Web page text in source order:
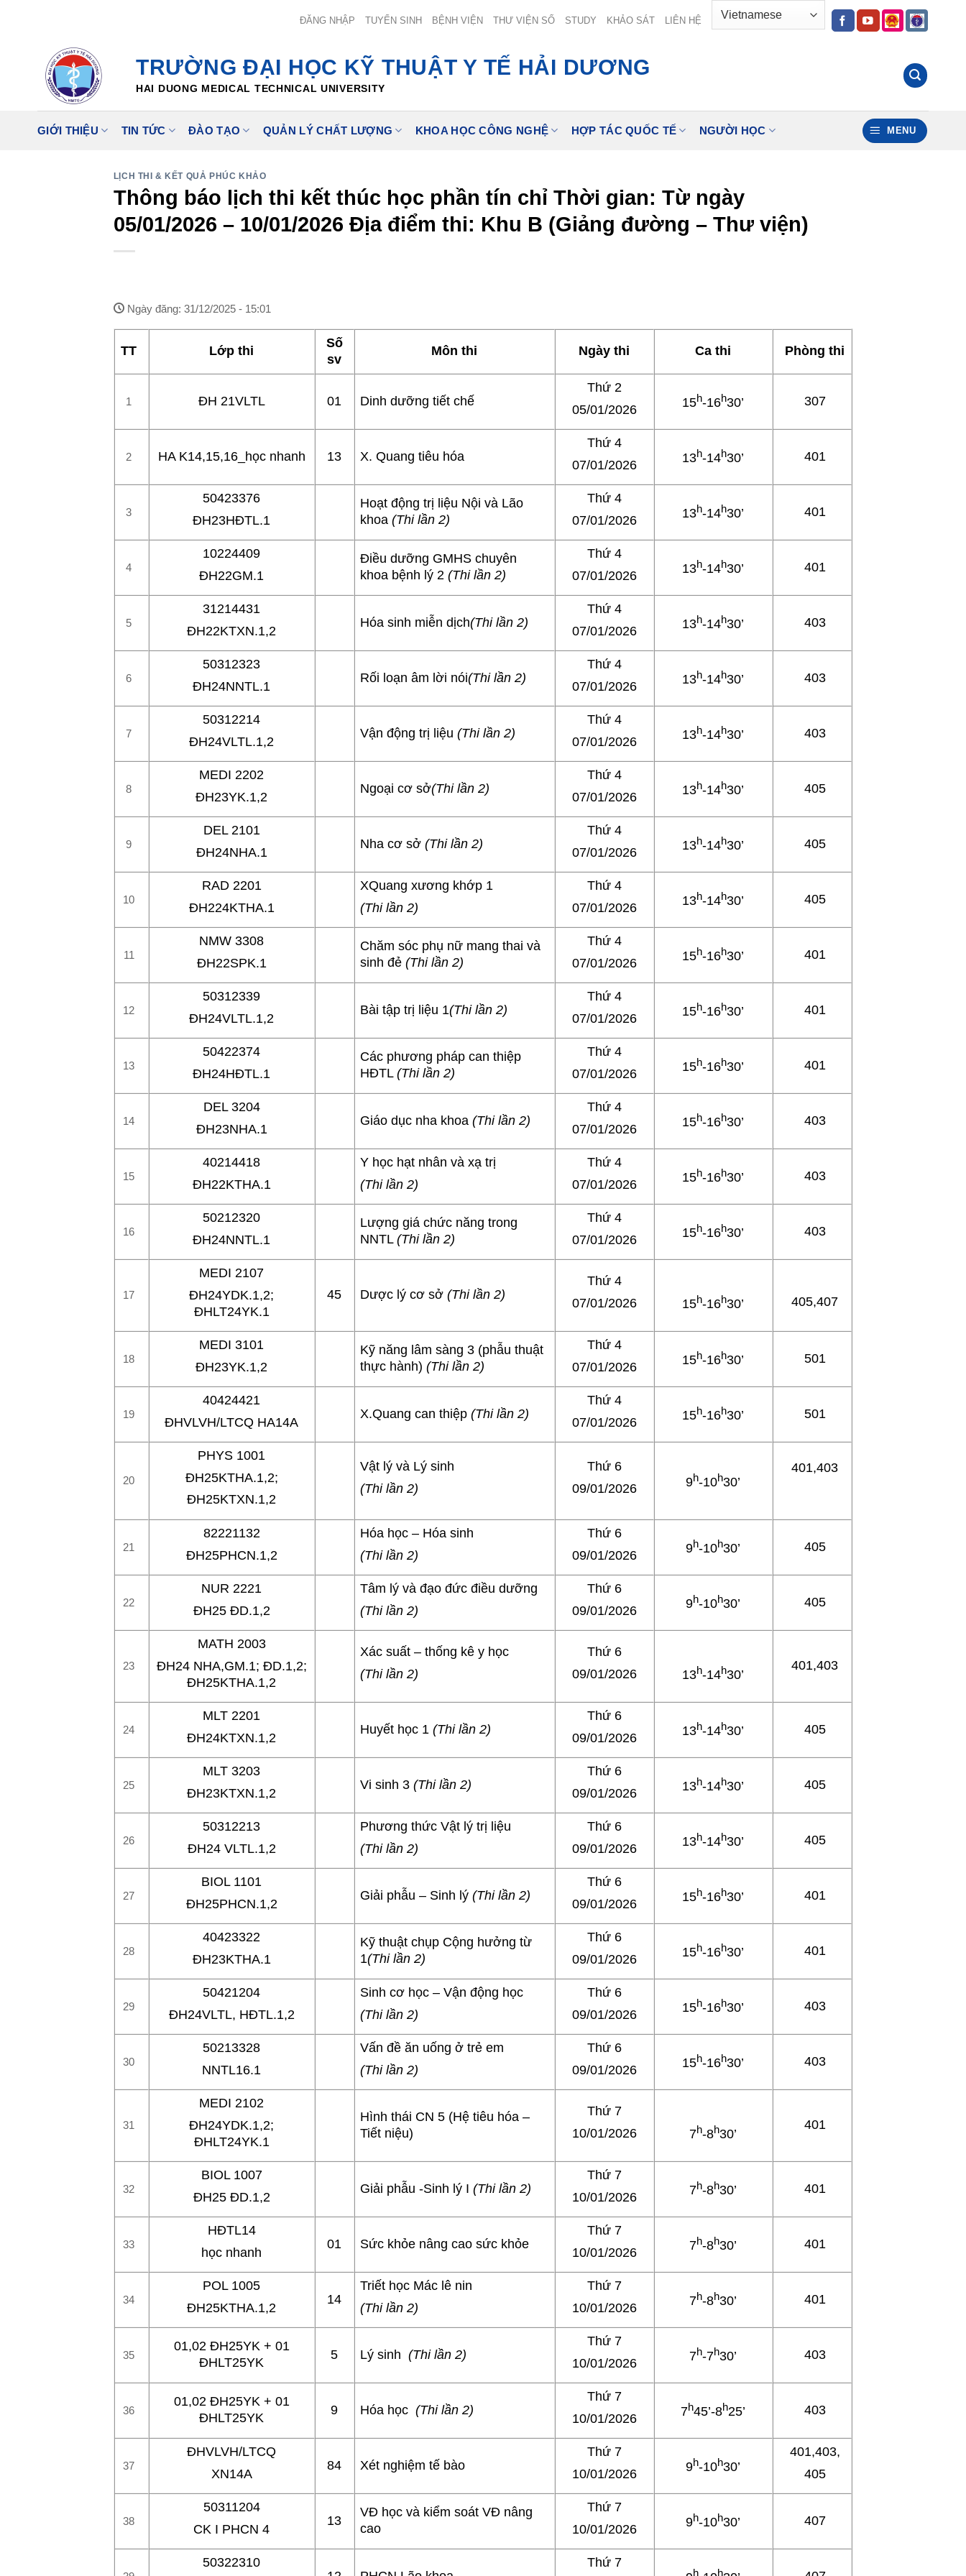
ĐĂNG NHẬP TUYỂN SINH BỆNH VIỆN THƯ VIỆN SỐ STUDY KHẢO SÁT LIÊN HỆ
TRƯỜNG ĐẠI HỌC KỸ THUẬT Y TẾ HẢI DƯƠNG
HAI DUONG MEDICAL TECHNICAL UNIVERSITY
GIỚI THIỆU TIN TỨC ĐÀO TẠO QUẢN LÝ CHẤT LƯỢNG KHOA HỌC CÔNG NGHỆ HỢP TÁC QUỐC TẾ NGƯỜI HỌC MENU
LỊCH THI & KẾT QUẢ PHÚC KHẢO
Thông báo lịch thi kết thúc học phần tín chỉ Thời gian: Từ ngày
05/01/2026 – 10/01/2026 Địa điểm thi: Khu B (Giảng đường – Thư viện)
Ngày đăng: 31/12/2025 - 15:01
TT Lớp thi
Số
sv
Môn thi Ngày thi Ca thi Phòng thi
1 ĐH 21VLTL 01 Dinh dưỡng tiết chế
Thứ 2
05/01/2026
15h-16h30’ 307
2 HA K14,15,16­_học nhanh 13 X. Quang tiêu hóa
Thứ 4
07/01/2026
13h-14h30’ 401
3
50423376
ĐH23HĐTL.1
Hoạt động trị liệu Nội và Lão
khoa(Thi lần 2)
Thứ 4
07/01/2026
13h-14h30’ 401
4
10224409
ĐH22GM.1
Điều dưỡng GMHS chuyên
khoa bệnh lý 2(Thi lần 2)
Thứ 4
07/01/2026
13h-14h30’ 401
5
31214431
ĐH22KTXN.1,2
Hóa sinh miễn dịch(Thi lần 2)
Thứ 4
07/01/2026
13h-14h30’ 403
6
50312323
ĐH24NNTL.1
Rối loạn âm lời nói(Thi lần 2)
Thứ 4
07/01/2026
13h-14h30’ 403
7
50312214
ĐH24VLTL.1,2
Vận động trị liệu(Thi lần 2)
Thứ 4
07/01/2026
13h-14h30’ 403
8
MEDI 2202
ĐH23YK.1,2
Ngoại cơ sở(Thi lần 2)
Thứ 4
07/01/2026
13h-14h30’ 405
9
DEL 2101
ĐH24NHA.1
Nha cơ sở(Thi lần 2)
Thứ 4
07/01/2026
13h-14h30’ 405
10
RAD 2201
ĐH224KTHA.1
XQuang xương khớp 1
(Thi lần 2)
Thứ 4
07/01/2026
13h-14h30’ 405
11
NMW 3308
ĐH22SPK.1
Chăm sóc phụ nữ mang thai và
sinh đẻ(Thi lần 2)
Thứ 4
07/01/2026
15h-16h30’ 401
12
50312339
ĐH24VLTL.1,2
Bài tập trị liệu 1(Thi lần 2)
Thứ 4
07/01/2026
15h-16h30’ 401
13
50422374
ĐH24HĐTL.1
Các phương pháp can thiệp
HĐTL(Thi lần 2)
Thứ 4
07/01/2026
15h-16h30’ 401
14
DEL 3204
ĐH23NHA.1
Giáo dục nha khoa(Thi lần 2)
Thứ 4
07/01/2026
15h-16h30’ 403
15
40214418
ĐH22KTHA.1
Y học hạt nhân và xạ trị
(Thi lần 2)
Thứ 4
07/01/2026
15h-16h30’ 403
16
50212320
ĐH24NNTL.1
Lượng giá chức năng trong
NNTL(Thi lần 2)
Thứ 4
07/01/2026
15h-16h30’ 403
17
MEDI 2107
ĐH24YDK.1,2;
ĐHLT24YK.1
45 Dược lý cơ sở(Thi lần 2)
Thứ 4
07/01/2026
15h-16h30’ 405,407
18
MEDI 3101
ĐH23YK.1,2
Kỹ năng lâm sàng 3 (phẫu thuật
thực hành)(Thi lần 2)
Thứ 4
07/01/2026
15h-16h30’ 501
19
40424421
ĐHVLVH/LTCQ HA14A
X.Quang can thiệp(Thi lần 2)
Thứ 4
07/01/2026
15h-16h30’ 501
20
PHYS 1001
ĐH25KTHA.1,2;
ĐH25KTXN.1,2
Vật lý và Lý sinh
(Thi lần 2)
Thứ 6
09/01/2026
9h-10h30’
401,403
21
82221132
ĐH25PHCN.1,2
Hóa học – Hóa sinh
(Thi lần 2)
Thứ 6
09/01/2026
9h-10h30’ 405
22
NUR 2221
ĐH25 ĐD.1,2
Tâm lý và đạo đức điều dưỡng
(Thi lần 2)
Thứ 6
09/01/2026
9h-10h30’ 405
23
MATH 2003
ĐH24 NHA,GM.1; ĐD.1,2;
ĐH25KTHA.1,2
Xác suất – thống kê y học
(Thi lần 2)
Thứ 6
09/01/2026
13h-14h30’
401,403
24
MLT 2201
ĐH24KTXN.1,2
Huyết học 1(Thi lần 2)
Thứ 6
09/01/2026
13h-14h30’ 405
25
MLT 3203
ĐH23KTXN.1,2
Vi sinh 3(Thi lần 2)
Thứ 6
09/01/2026
13h-14h30’ 405
26
50312213
ĐH24 VLTL.1,2
Phương thức Vật lý trị liệu
(Thi lần 2)
Thứ 6
09/01/2026
13h-14h30’ 405
27
BIOL 1101
ĐH25PHCN.1,2
Giải phẫu – Sinh lý(Thi lần 2)
Thứ 6
09/01/2026
15h-16h30’ 401
28
40423322
ĐH23KTHA.1
Kỹ thuật chụp Cộng hưởng từ
1(Thi lần 2)
Thứ 6
09/01/2026
15h-16h30’ 401
29
50421204
ĐH24VLTL, HĐTL.1,2
Sinh cơ học – Vận động học
(Thi lần 2)
Thứ 6
09/01/2026
15h-16h30’ 403
30
50213328
NNTL16.1
Vấn đề ăn uống ở trẻ em
(Thi lần 2)
Thứ 6
09/01/2026
15h-16h30’ 403
31
MEDI 2102
ĐH24YDK.1,2;
ĐHLT24YK.1
Hình thái CN 5 (Hệ tiêu hóa –
Tiết niệu)
Thứ 7
10/01/2026
7h-8h30’
401
32
BIOL 1007
ĐH25 ĐD.1,2
Giải phẫu -Sinh lý I(Thi lần 2)
Thứ 7
10/01/2026
7h-8h30’ 401
33
HĐTL14
học nhanh
01 Sức khỏe nâng cao sức khỏe
Thứ 7
10/01/2026
7h-8h30’ 401
34
POL 1005
ĐH25KTHA.1,2
14
Triết học Mác lê nin
(Thi lần 2)
Thứ 7
10/01/2026
7h-8h30’ 401
35
01,02 ĐH25YK + 01
ĐHLT25YK
5 Lý sinh(Thi lần 2)
Thứ 7
10/01/2026
7h-7h30’ 403
36
01,02 ĐH25YK + 01
ĐHLT25YK
9 Hóa học(Thi lần 2)
Thứ 7
10/01/2026
7h45’-8h25’ 403
37
ĐHVLVH/LTCQ
XN14A
84 Xét nghiệm tế bào
Thứ 7
10/01/2026
9h-10h30’
401,403,
405
38
50311204
CK I PHCN 4
13
VĐ học và kiểm soát VĐ nâng
cao
Thứ 7
10/01/2026
9h-10h30’ 407
50322310
Thứ 7
h h